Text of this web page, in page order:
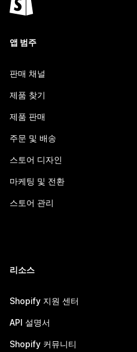
앱 범주
판매 채널
제품 찾기
제품 판매
주문 및 배송
스토어 디자인
마케팅 및 전환
스토어 관리
리소스
Shopify 지원 센터
API 설명서
Shopify 커뮤니티